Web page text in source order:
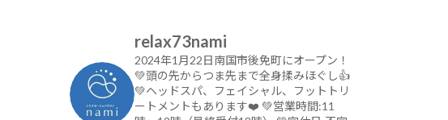
relax73nami
2024年1月22日南国市後免町にオープン！
💚頭の先からつま先まで全身揉みほぐし👍
💚ヘッドスパ、フェイシャル、フットトリ
ートメントもあります❤️ 💚営業時間:11